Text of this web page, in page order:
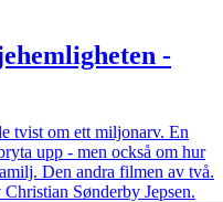
-
tvist om ett miljonarv. En
upp - men också om hur
Den andra filmen av två.
Sønderby Jepsen.